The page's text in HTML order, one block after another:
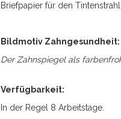
Briefpapier für den
Bildmotiv Zahngesundheit:
Der Zahnspiegel als
Verfügbarkeit:
In der Regel 8 Arbeitstage.